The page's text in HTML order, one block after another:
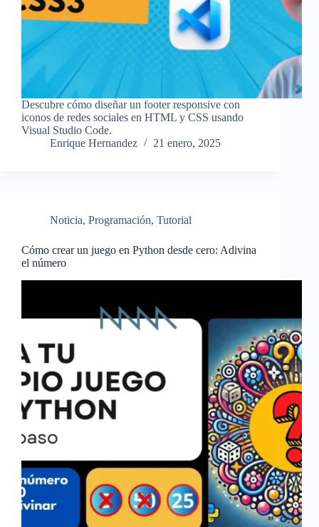
Descubre cómo diseñar un footer responsive con
iconos de redes sociales en HTML y CSS usando
Visual Studio Code.
Enrique Hernandez
21 enero, 2025
Noticia, Programación, Tutorial
Cómo crear un juego en Python desde cero: Adivina
el número